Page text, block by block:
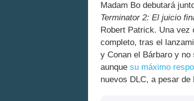
Madam Bo debutará
Terminator 2: El juicio
Robert Patrick. Una vez
completo, tras el
y Conan el Bárbaro y no
aunque su máximo
nuevos DLC, a pesar